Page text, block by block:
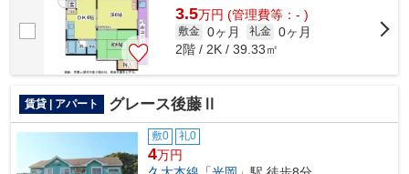
3.5万円 (管理費等：- )
敷金 0ヶ月 礼金 0ヶ月
2階 / 2K / 39.33㎡
賃貸 | アパート グレース後藤Ⅱ
敷0 礼0
4万円